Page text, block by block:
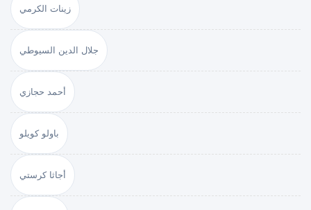
زينات الكرمي
جلال الدين السيوطي
أحمد حجازي
باولو كويلو
أجاثا كرستي